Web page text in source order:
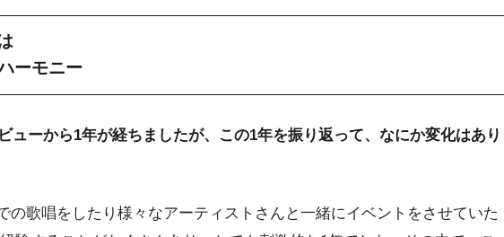
ーモニー
ューから1年が経ちましたが、この1年を振り返って、なにか変化はあり
の歌唱をしたり様々なアーティストさんと一緒にイベントをさせていた